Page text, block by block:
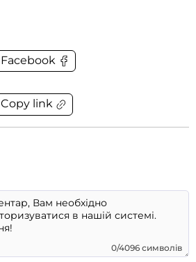
Facebook
Copy link
0/4096 символів